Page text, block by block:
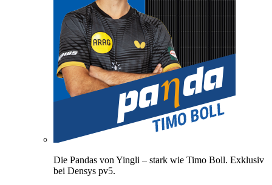
Die Pandas von Yingli – stark wie Timo Boll. Exklusiv
bei Densys pv5.